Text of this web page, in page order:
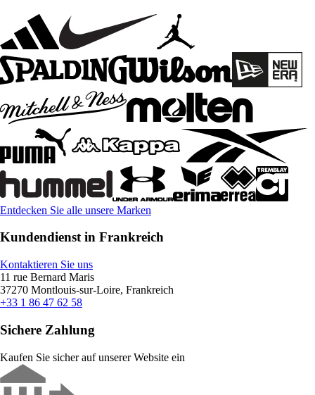
Entdecken Sie alle unsere Marken
Kundendienst in Frankreich
Kontaktieren Sie uns
11 rue Bernard Maris
37270 Montlouis-sur-Loire, Frankreich
+33 1 86 47 62 58
Sichere Zahlung
Kaufen Sie sicher auf unserer Website ein